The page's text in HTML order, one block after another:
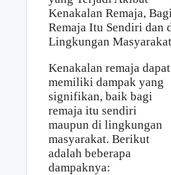
Kenakalan remaja dapat
memiliki dampak yang
signifikan, baik bagi
remaja itu sendiri
maupun di lingkungan
masyarakat. Berikut
adalah beberapa
dampaknya: